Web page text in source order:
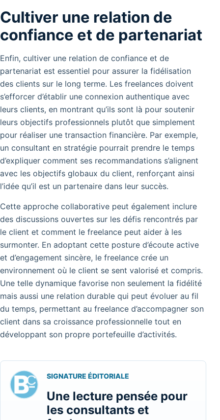
Cultiver une relation de
confiance et de partenariat
Enfin, cultiver une relation de confiance et de
partenariat est essentiel pour assurer la fidélisation
des clients sur le long terme. Les freelances doivent
s’efforcer d’établir une connexion authentique avec
leurs clients, en montrant qu’ils sont là pour soutenir
leurs objectifs professionnels plutôt que simplement
pour réaliser une transaction financière. Par exemple,
un consultant en stratégie pourrait prendre le temps
d’expliquer comment ses recommandations s’alignent
avec les objectifs globaux du client, renforçant ainsi
l’idée qu’il est un partenaire dans leur succès.
Cette approche collaborative peut également inclure
des discussions ouvertes sur les défis rencontrés par
le client et comment le freelance peut aider à les
surmonter. En adoptant cette posture d’écoute active
et d’engagement sincère, le freelance crée un
environnement où le client se sent valorisé et compris.
Une telle dynamique favorise non seulement la fidélité
mais aussi une relation durable qui peut évoluer au fil
du temps, permettant au freelance d’accompagner son
client dans sa croissance professionnelle tout en
développant son propre portefeuille d’activités.
SIGNATURE ÉDITORIALE
Une lecture pensée pour
les consultants et